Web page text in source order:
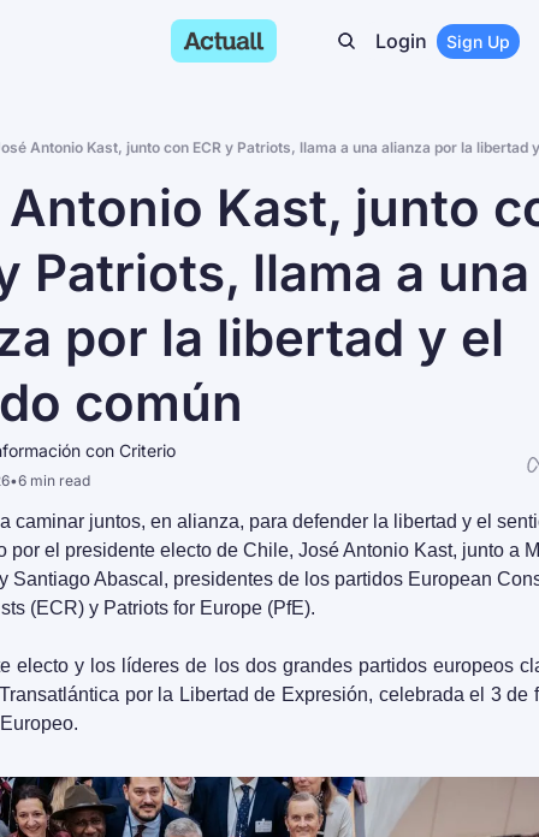
Login Sign Up
Antonio Kast, junto con ECR y Patriots, llama a una alianza por la libertad
Kast, junto
Patriots, llama a una
por la libertad y el
común
con Criterio
•6 min read
caminar juntos, en alianza, para defender la libertad y el
por el presidente electo de Chile, José Antonio Kast, junto a
Santiago Abascal, presidentes de los partidos European
(ECR) y Patriots for Europe (PfE).
electo y los líderes de los dos grandes partidos europeos
por la Libertad de Expresión, celebrada el 3 de